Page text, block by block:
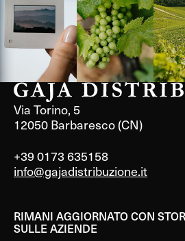
Via Torino, 5
12050 Barbaresco (CN)
+39 0173 635158
info@gajadistribuzione.it
RIMANI AGGIORNATO CON
SULLE AZIENDE